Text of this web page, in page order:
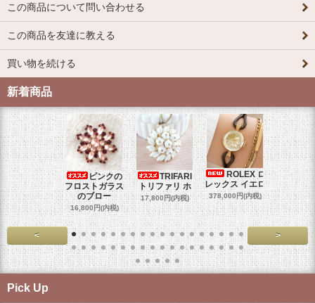
この商品について問い合わせる
この商品を友達に教える
買い物を続ける
新着商品
ピンクの
フロストガラス
のブロー
16,800円(内税)
TRIFARI
トリファリ ホ
17,800円(内税)
ROLEX ロ
レックス イエロ
378,000円(内税)
ジュリア
29,000円(
< >
Pick Up